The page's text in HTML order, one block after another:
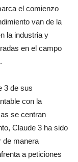
el comienzo
van de la
la industria y
en el campo
3 de sus
con la
se centran
Claude 3 ha sido
de manera
a peticiones